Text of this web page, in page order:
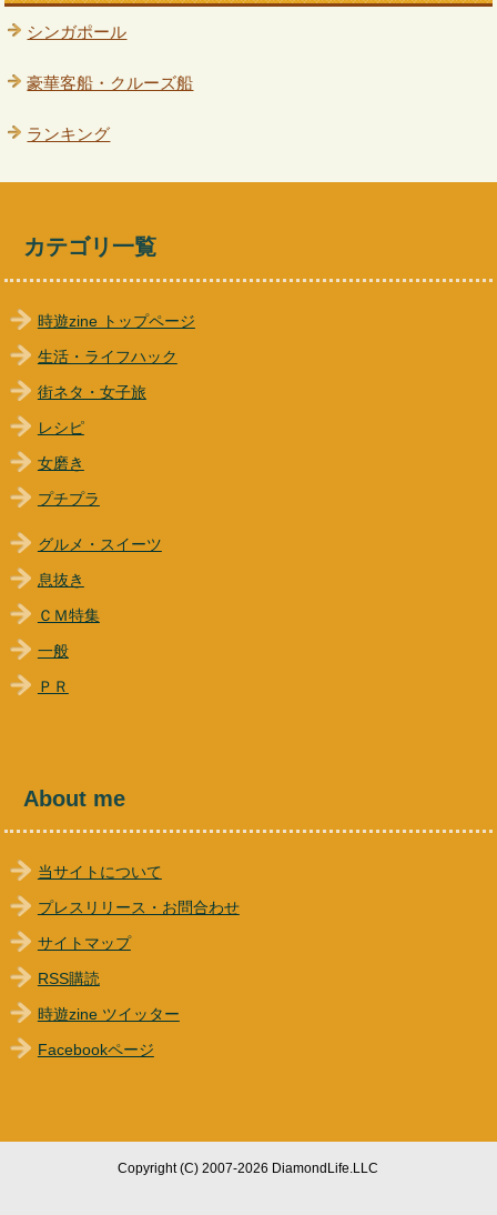
シンガポール
豪華客船・クルーズ船
ランキング
カテゴリ一覧
時遊zine トップページ
生活・ライフハック
街ネタ・女子旅
レシピ
女磨き
プチプラ
グルメ・スイーツ
息抜き
ＣＭ特集
一般
ＰＲ
About me
当サイトについて
プレスリリース・お問合わせ
サイトマップ
RSS購読
時遊zine ツイッター
Facebookページ
Copyright (C) 2007-2026 DiamondLife.LLC